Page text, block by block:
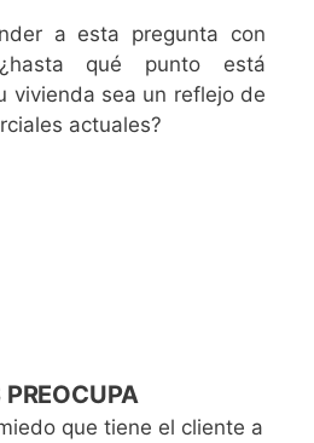
a esta pregunta con
qué punto está
vivienda sea un reflejo de
actuales?
PREOCUPA
que tiene el cliente a